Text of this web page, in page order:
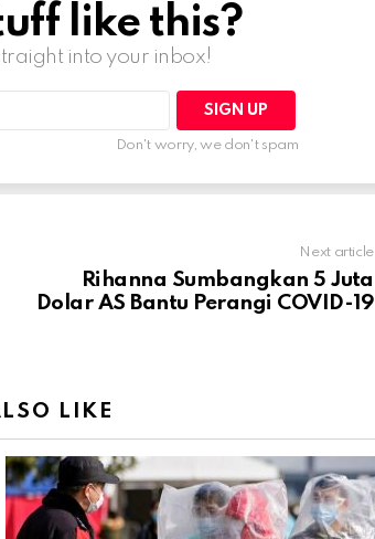
like this?
into your inbox!
Don't worry, we don't spam
Next article
Rihanna Sumbangkan 5 Juta
Dolar AS Bantu Perangi COVID-19
LIKE